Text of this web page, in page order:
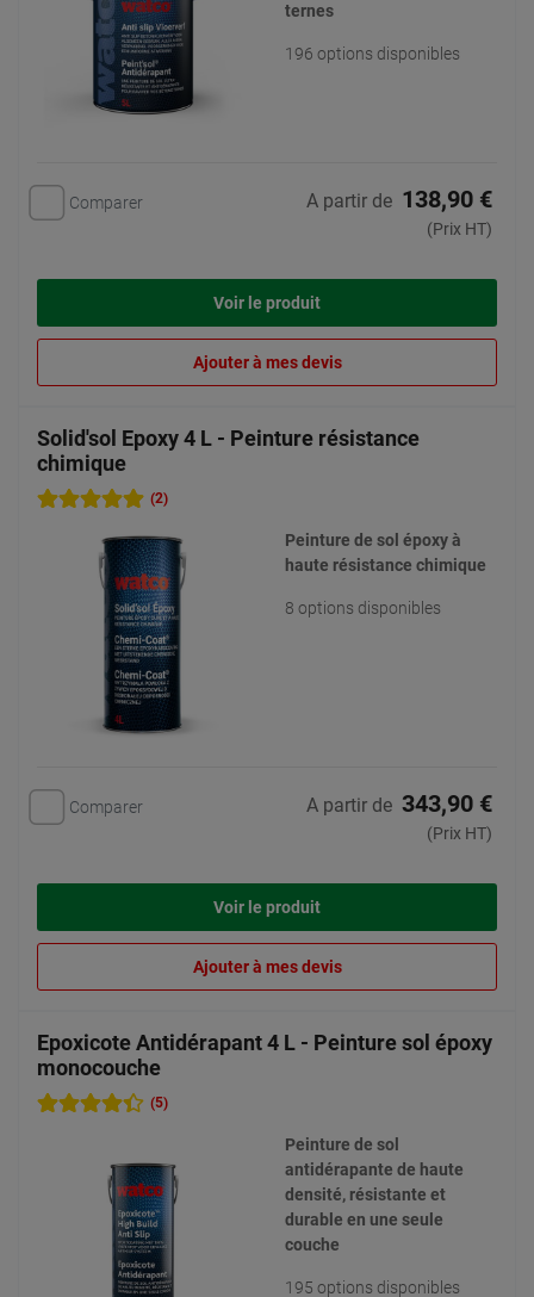
ternes
196 options disponibles
Comparer A partir de 138,90 €
(Prix HT)
Voir le produit
Ajouter à mes devis
Solid'sol Epoxy 4 L - Peinture résistance
chimique
(2)
Peinture de sol époxy à
haute résistance chimique
8 options disponibles
Comparer A partir de 343,90 €
(Prix HT)
Voir le produit
Ajouter à mes devis
Epoxicote Antidérapant 4 L - Peinture sol époxy
monocouche
(5)
Peinture de sol
antidérapante de haute
densité, résistante et
durable en une seule
couche
195 options disponibles